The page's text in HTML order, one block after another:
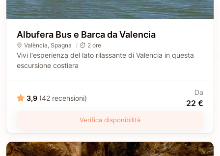
Albufera Bus e Barca da Valencia
València , Spagna 2 ore
Vivi l'esperienza del lato rilassante di Valencia in questa
escursione costiera
3,9 (42 recensioni)
Da
22 €
Verifica disponibilità